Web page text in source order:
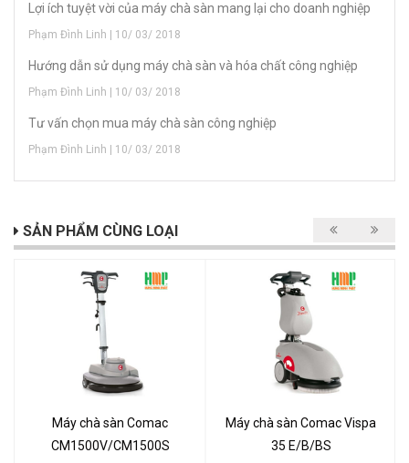
Lợi ích tuyệt vời của máy chà sàn mang lại cho doanh nghiệp
Phạm Đình Linh | 10/ 03/ 2018
Hướng dẫn sử dụng máy chà sàn và hóa chất công nghiệp
Phạm Đình Linh | 10/ 03/ 2018
Tư vấn chọn mua máy chà sàn công nghiệp
Phạm Đình Linh | 10/ 03/ 2018
SẢN PHẨM CÙNG LOẠI
Máy chà sàn Comac
CM1500V/CM1500S
Máy chà sàn Comac Vispa
35 E/B/BS